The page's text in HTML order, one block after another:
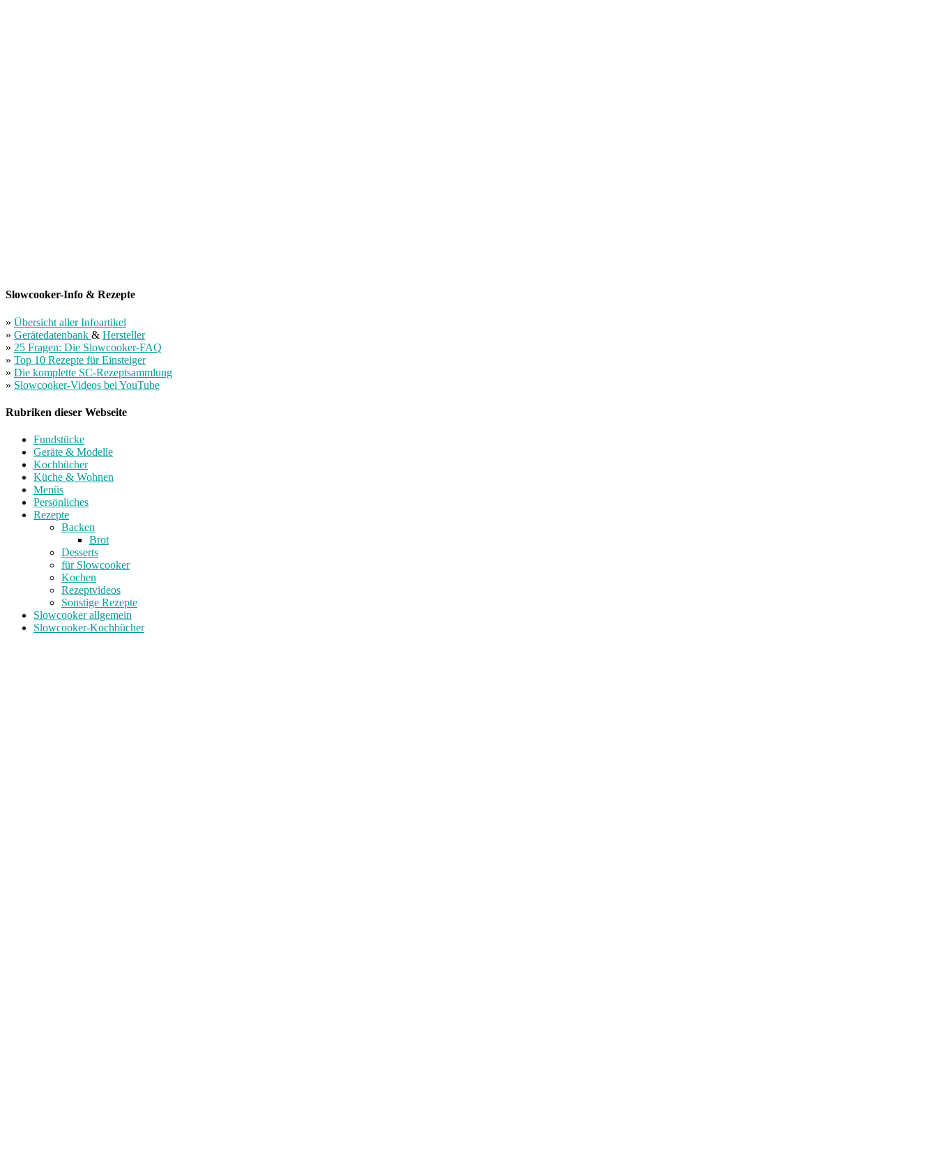
Slowcooker-Info & Rezepte
» Übersicht aller Infoartikel
» Gerätedatenbank & Hersteller
» 25 Fragen: Die Slowcooker-FAQ
» Top 10 Rezepte für Einsteiger
» Die komplette SC-Rezeptsammlung
» Slowcooker-Videos bei YouTube
Rubriken dieser Webseite
Fundstücke
Geräte & Modelle
Kochbücher
Küche & Wohnen
Menüs
Persönliches
Rezepte
Backen
Brot
Desserts
für Slowcooker
Kochen
Rezeptvideos
Sonstige Rezepte
Slowcooker allgemein
Slowcooker-Kochbücher